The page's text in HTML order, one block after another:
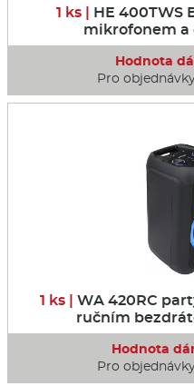
1 ks | HE 400TWS
mikrofonem a
Hodnota
Pro
1 ks | WA 420RC
ručním
Hodnota
Pro